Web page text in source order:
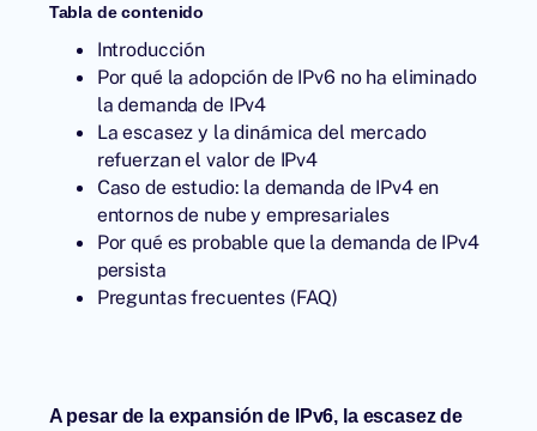
Tabla de contenido
Introducción
Por qué la adopción de IPv6 no ha eliminado
la demanda de IPv4
La escasez y la dinámica del mercado
refuerzan el valor de IPv4
Caso de estudio: la demanda de IPv4 en
entornos de nube y empresariales
Por qué es probable que la demanda de IPv4
persista
Preguntas frecuentes (FAQ)
A pesar de la expansión de IPv6, la escasez de